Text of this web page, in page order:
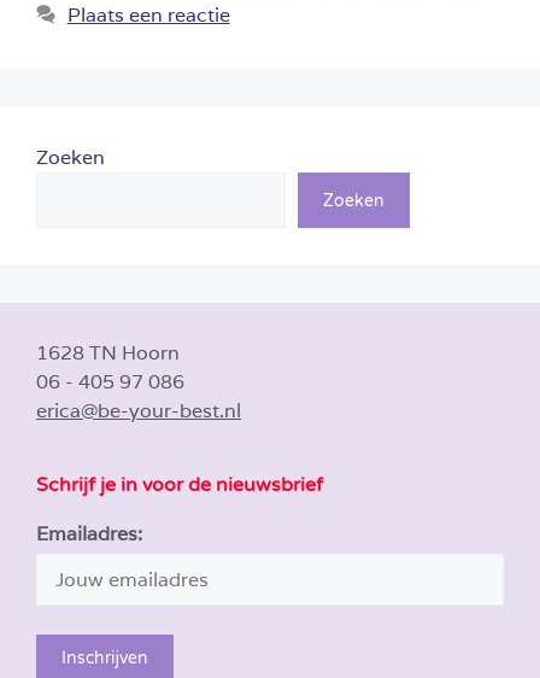
Plaats een reactie
Zoeken
Zoeken
1628 TN Hoorn
06 - 405 97 086
erica@be-your-best.nl
Schrijf je in voor de nieuwsbrief
Emailadres: